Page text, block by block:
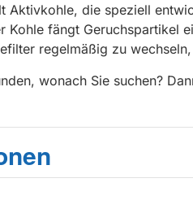
Aktivkohle, die speziell
Kohle fängt Geruchspartikel
regelmäßig zu
wonach Sie suchen?